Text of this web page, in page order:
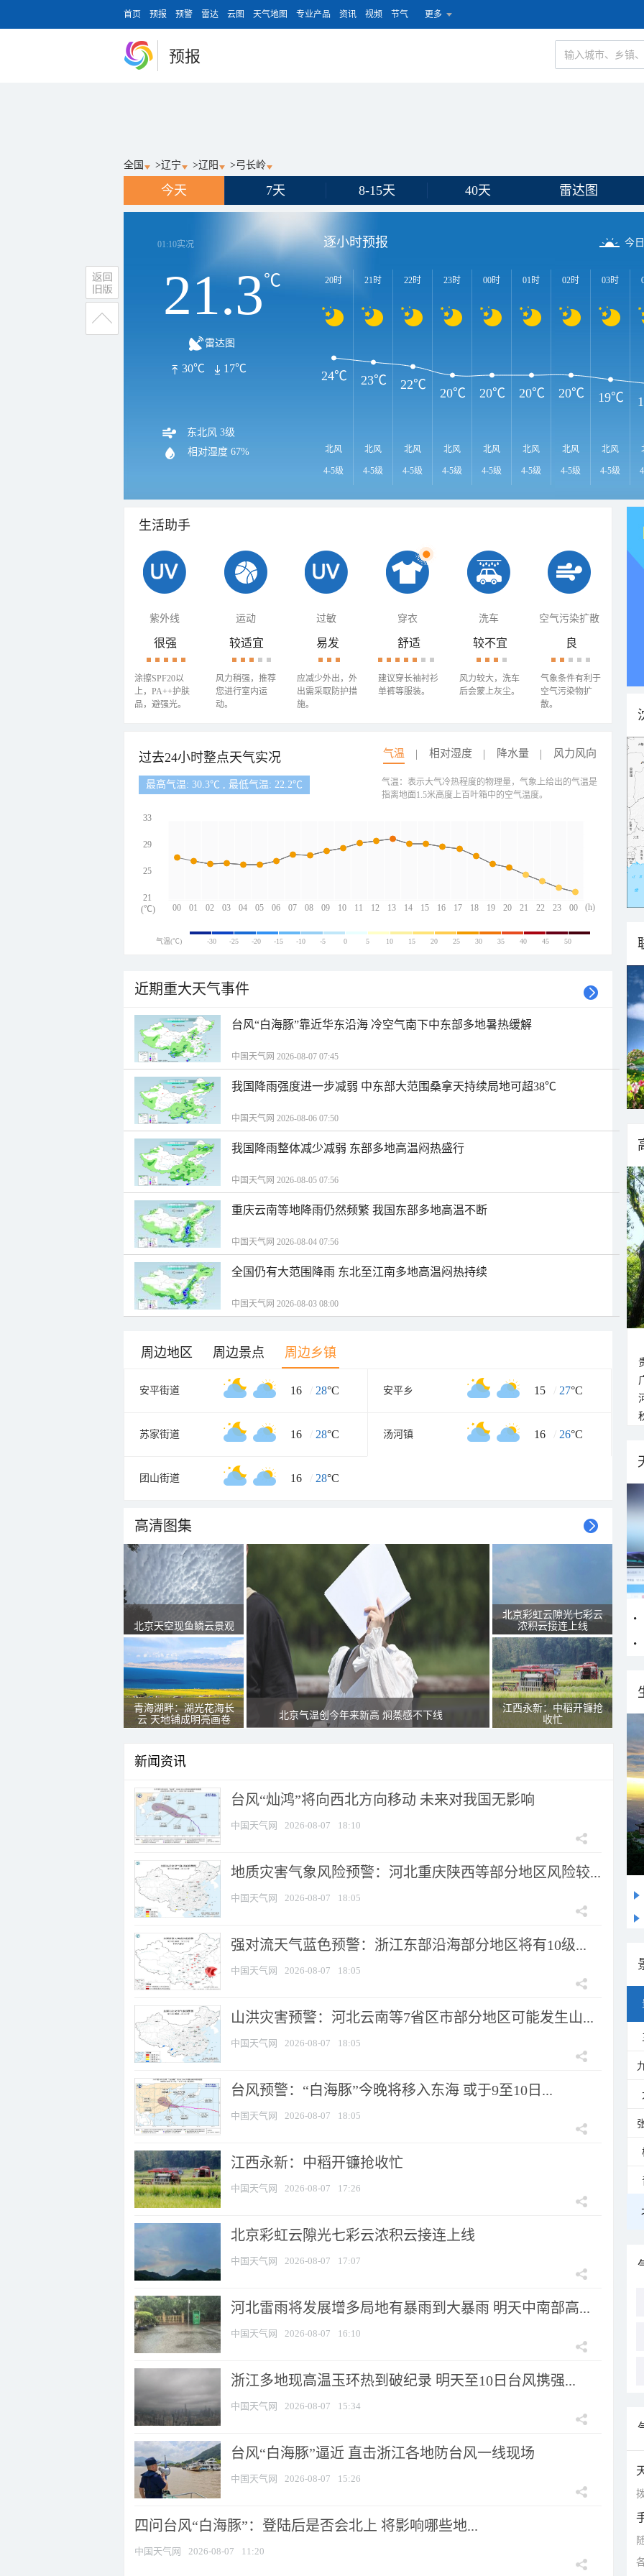
首页 预报 预警 雷达 云图 天气地图 专业产品 资讯 视频 节气 更多
预报
全国 >辽宁 >辽阳 > 弓长岭
今天 7天 8-15天 40天 雷达图
01:10实况
21.3℃
雷达图
30℃ 17℃
东北风 3级
相对湿度 67%
逐小时预报 今
20时
北风
4-5级
21时
北风
4-5级
22时
北风
4-5级
23时
北风
4-5级
00时
北风
4-5级
01时
北风
4-5级
02时
北风
4-5级
03时
北风
4-5级
24℃ 23℃ 22℃
20℃ 20℃ 20℃ 20℃ 19℃
生活助手
紫外线 运动 过敏 穿衣 洗车 空气污染扩散
很强
涂擦SPF20以
上，PA++护肤
品，避强光。
较适宜
风力稍强，推荐
您进行室内运
动。
易发
应减少外出，外
出需采取防护措
施。
舒适
建议穿长袖衬衫
单裤等服装。
较不宜
风力较大，洗车
后会蒙上灰尘。
良
气象条件有利于
空气污染物扩
散。
过去24小时整点天气实况 气温 相对湿度 降水量 风力风向
最高气温: 30.3℃ , 最低气温: 22.2℃
00 01 02 03 04 05 06 07 08 09 10 11 12 13 14 15 16 17 18 19 20 21 22 23 00
33
29
25
21
(h)
(℃)
气温：表示大气冷热程度的物理量，气象上给出的气温是
指离地面1.5米高度上百叶箱中的空气温度。
气温(℃) -30 -25 -20 -15 -10 -5 0 5 10 15 20 25 30 35 40 45 50
近期重大天气事件
台风“白海豚”靠近华东沿海 冷空气南下中东部多地暑热缓解
中国天气网 2026-08-07 07:45
我国降雨强度进一步减弱 中东部大范围桑拿天持续局地可超38℃
中国天气网 2026-08-06 07:50
我国降雨整体减少减弱 东部多地高温闷热盛行
中国天气网 2026-08-05 07:56
重庆云南等地降雨仍然频繁 我国东部多地高温不断
中国天气网 2026-08-04 07:56
全国仍有大范围降雨 东北至江南多地高温闷热持续
中国天气网 2026-08-03 08:00
周边地区 周边景点 周边乡镇
安平街道 16 / 28°C 安平乡 15 / 27°C
苏家街道 16 / 28°C 汤河镇 16 / 26°C
团山街道 16 / 28°C
高清图集
北京天空现鱼鳞云景观
青海湖畔：湖光花海长
云 天地铺成明亮画卷
北京气温创今年来新高 焖蒸感不下线
北京彩虹云隙光七彩云
浓积云接连上线
江西永新：中稻开镰抢
收忙
新闻资讯
台风“灿鸿”将向西北方向移动 未来对我国无影响
中国天气网 2026-08-07 18:10
地质灾害气象风险预警：河北重庆陕西等部分地区风险较...
中国天气网 2026-08-07 18:05
强对流天气蓝色预警：浙江东部沿海部分地区将有10级...
中国天气网 2026-08-07 18:05
山洪灾害预警：河北云南等7省区市部分地区可能发生山...
中国天气网 2026-08-07 18:05
台风预警：“白海豚”今晚将移入东海 或于9至10日...
中国天气网 2026-08-07 18:05
江西永新：中稻开镰抢收忙
中国天气网 2026-08-07 17:26
北京彩虹云隙光七彩云浓积云接连上线
中国天气网 2026-08-07 17:07
河北雷雨将发展增多局地有暴雨到大暴雨 明天中南部高...
中国天气网 2026-08-07 16:10
浙江多地现高温玉环热到破纪录 明天至10日台风携强...
中国天气网 2026-08-07 15:34
台风“白海豚”逼近 直击浙江各地防台风一线现场
中国天气网 2026-08-07 15:26
四问台风“白海豚”：登陆后是否会北上 将影响哪些地...
中国天气网 2026-08-07 11:20